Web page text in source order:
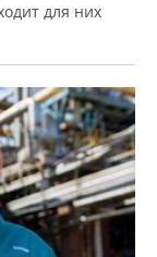
для них